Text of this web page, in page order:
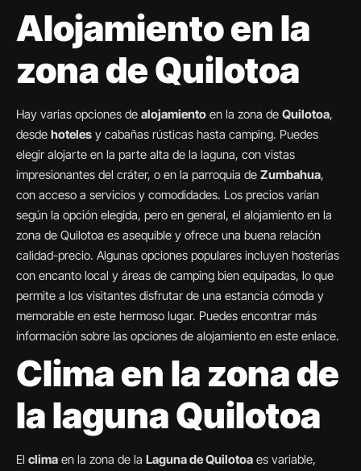
Alojamiento en la
zona de Quilotoa
Hay varias opciones de alojamiento en la zona de Quilotoa,
desde hoteles y cabañas rústicas hasta camping. Puedes
elegir alojarte en la parte alta de la laguna, con vistas
impresionantes del cráter, o en la parroquia de Zumbahua,
con acceso a servicios y comodidades. Los precios varían
según la opción elegida, pero en general, el alojamiento en la
zona de Quilotoa es asequible y ofrece una buena relación
calidad-precio. Algunas opciones populares incluyen hosterías
con encanto local y áreas de camping bien equipadas, lo que
permite a los visitantes disfrutar de una estancia cómoda y
memorable en este hermoso lugar. Puedes encontrar más
información sobre las opciones de alojamiento en este enlace.
Clima en la zona de
la laguna Quilotoa
El clima en la zona de la Laguna de Quilotoa es variable,